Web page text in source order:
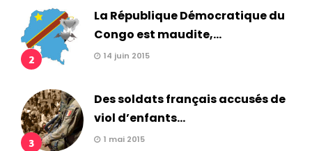
2
La République Démocratique du
Congo est maudite,...
14 juin 2015
3
Des soldats français accusés de
viol d’enfants...
1 mai 2015